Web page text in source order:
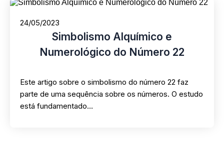
24/05/2023
Simbolismo Alquímico e
Numerológico do Número 22
Este artigo sobre o simbolismo do número 22 faz
parte de uma sequência sobre os números. O estudo
está fundamentado…